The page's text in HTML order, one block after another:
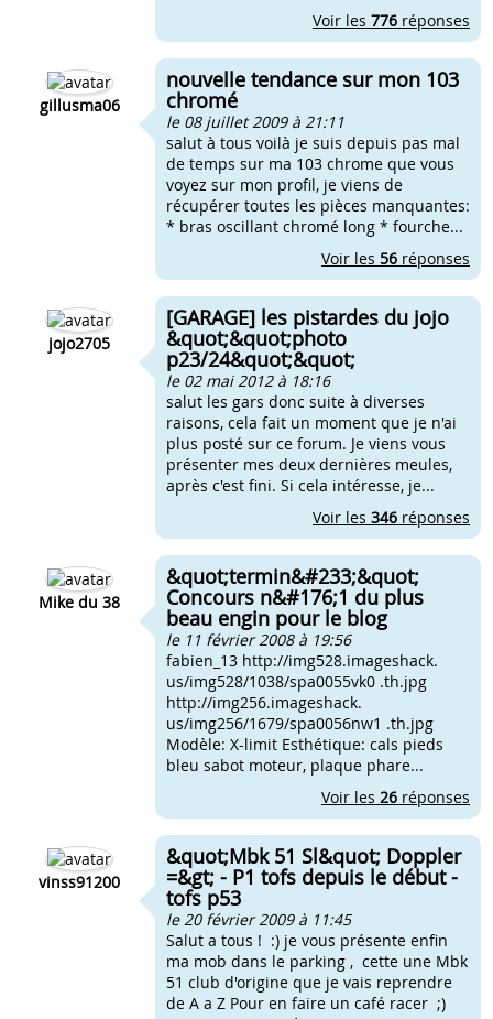
Voir les 776 réponses
gillusma06
nouvelle tendance sur mon 103
chromé
le 08 juillet 2009 à 21:11
salut à tous voilà je suis depuis pas mal
de temps sur ma 103 chrome que vous
voyez sur mon profil, je viens de
récupérer toutes les pièces manquantes:
* bras oscillant chromé long * fourche...
Voir les 56 réponses
jojo2705
[GARAGE] les pistardes du jojo
&quot;&quot;photo
p23/24&quot;&quot;
le 02 mai 2012 à 18:16
salut les gars donc suite à diverses
raisons, cela fait un moment que je n'ai
plus posté sur ce forum. Je viens vous
présenter mes deux dernières meules,
après c'est fini. Si cela intéresse, je...
Voir les 346 réponses
Mike du 38
&quot;termin&#233;&quot;
Concours n&#176;1 du plus
beau engin pour le blog
le 11 février 2008 à 19:56
fabien_13 http://img528.imageshack.
us/img528/1038/spa0055vk0 .th.jpg
http://img256.imageshack.
us/img256/1679/spa0056nw1 .th.jpg
Modèle: X-limit Esthétique: cals pieds
bleu sabot moteur, plaque phare...
Voir les 26 réponses
vinss91200
&quot;Mbk 51 Sl&quot; Doppler
=&gt; - P1 tofs depuis le début -
tofs p53
le 20 février 2009 à 11:45
Salut a tous ! :) je vous présente enfin
ma mob dans le parking , cette une Mbk
51 club d'origine que je vais reprendre
de A a Z Pour en faire un café racer ;)